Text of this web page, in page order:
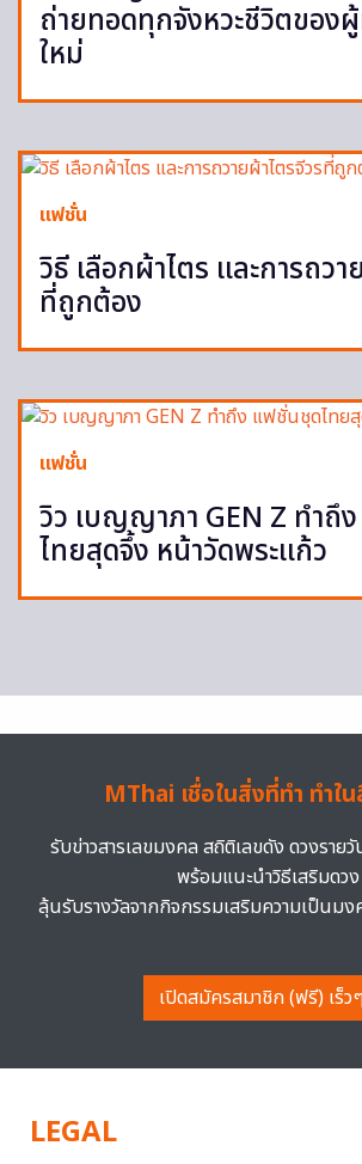
ถ่ายทอดทุกจังหวะชีวิตขอ
ใหม่
แฟชั่น
วิธี เลือกผ้าไตร และการถวา
ที่ถูกต้อง
แฟชั่น
วิว เบญญาภา GEN Z ทำถึ
ไทยสุดจึ้ง หน้าวัดพระแก้ว
MThai เชื่อในสิ่งที่ทำ ทำใ
รับข่าวสารเลขมงคล สถิติเลขดัง ดวงราย
พร้อมแนะนำวิธีเสริมดวง
ลุ้นรับรางวัลจากกิจกรรมเสริมความเป็นม
เปิดสมัครสมาชิก (ฟรี) เร็ว
LEGAL